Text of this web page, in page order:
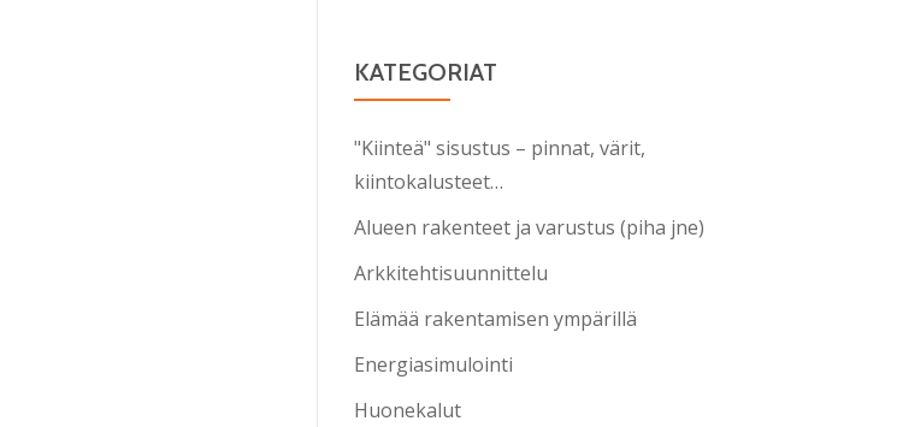
KATEGORIAT
"Kiinteä" sisustus – pinnat, värit,
kiintokalusteet…
Alueen rakenteet ja varustus (piha jne)
Arkkitehtisuunnittelu
Elämää rakentamisen ympärillä
Energiasimulointi
Huonekalut